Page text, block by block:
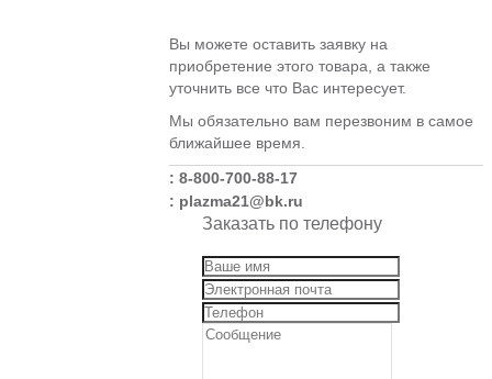
Вы можете оставить заявку на
приобретение этого товара, а также
уточнить все что Вас интересует.
Мы обязательно вам перезвоним в самое
ближайшее время.
: 8-800-700-88-17
: plazma21@bk.ru
Заказать по телефону